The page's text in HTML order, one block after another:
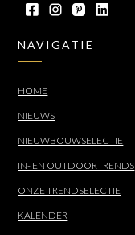
NAVIGATIE
HOME
NIEUWS
NIEUWBOUWSELECTIE
IN- EN OUTDOORTRENDS
ONZE TRENDSELECTIE
KALENDER